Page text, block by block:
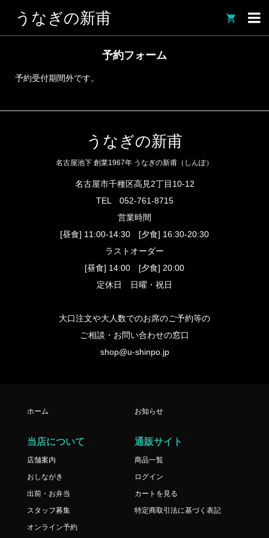
うなぎの新甫 
予約フォーム
予約受付期間外です。
うなぎの新甫
名古屋池下 創業1967年 うなぎの新甫（しんぽ）
名古屋市千種区高見2丁目10-12
TEL 052-761-8715
営業時間
[昼食] 11:00-14:30 [夕食] 16:30-20:30
ラストオーダー
[昼食] 14:00 [夕食] 20:00
定休日 日曜・祝日
大口注文や大人数でのお席のご予約等の
ご相談・お問い合わせの窓口
shop@u-shinpo.jp
ホーム お知らせ
当店について
店舗案内
おしながき
出前・お弁当
スタッフ募集
オンライン予約
通販サイト
商品一覧
ログイン
カートを見る
特定商取引法に基づく表記